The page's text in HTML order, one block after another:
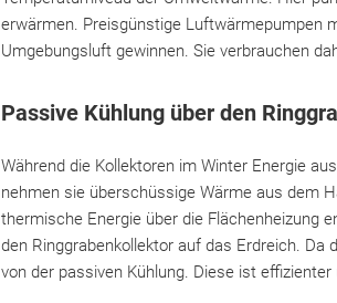
erwärmen. Preisgünstige Luftwärmepumpen
Umgebungsluft gewinnen. Sie verbrauchen
Passive Kühlung über den
Während die Kollektoren im Winter Energie
nehmen sie überschüssige Wärme aus dem
thermische Energie über die Flächenheizung
den Ringgrabenkollektor auf das Erdreich.
von der passiven Kühlung. Diese ist